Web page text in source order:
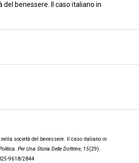
del benessere. Il caso italiano in
nella società del benessere. Il caso italiano in
Per Una Storia Delle Dottrine, 15(29).
9618/2844